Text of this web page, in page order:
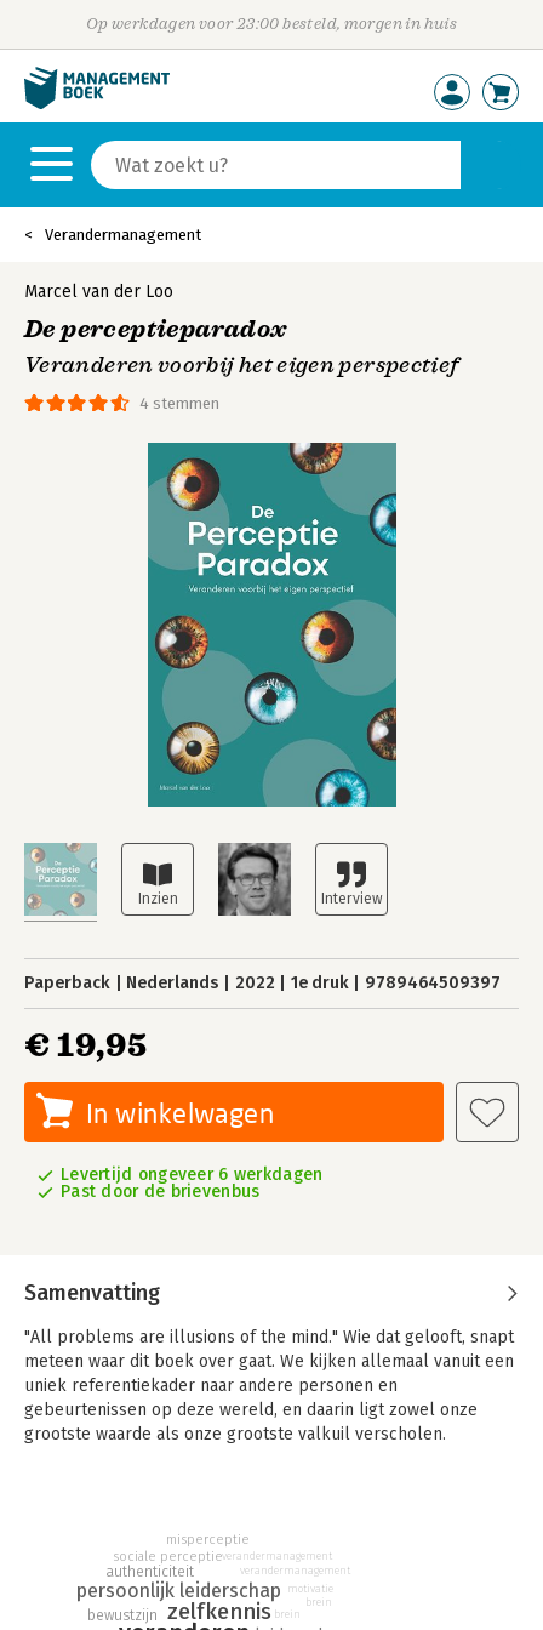
Op werkdagen voor 23:00 besteld, morgen in huis
Verandermanagement
4 stemmen
Marcel van der Loo
De perceptieparadox
Veranderen voorbij het eigen perspectief
Paperback Nederlands 2022 1e druk 9789464509397
€ 19,95
In winkelwagen
Levertijd ongeveer 6 werkdagen
Past door de brievenbus
Samenvatting
"All problems are illusions of the mind." Wie dat gelooft, snapt
meteen waar dit boek over gaat. We kijken allemaal vanuit een
uniek referentiekader naar andere personen en
gebeurtenissen op deze wereld, en daarin ligt zowel onze
grootste waarde als onze grootste valkuil verscholen.
zie… wat jij niet ziet" is niet langer slechts een spelletje. In het
volwassen leven draaien hele organisaties hierop. De vraag is
alleen: hoe bewust ben jij je van je eigen perceptie; van de
aanwezige percepties in je team, en van de aanwezige
zelfkennis
persoonlijk leiderschap
bewustzijn
authenticiteit
sociale perceptie
misperceptie
verandermanagement
brein
verandermanagement
motivatie
brein